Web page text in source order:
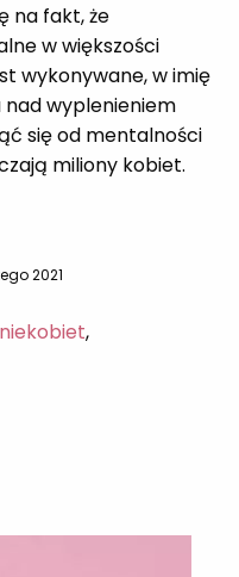
na fakt, że
w większości
wykonywane, w imię
nad wyplenieniem
się od mentalności
miliony kobiet.
2021
,